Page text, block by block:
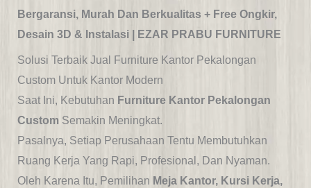
Bergaransi, Murah Dan Berkualitas + Free Ongkir,
Desain 3D & Instalasi | EZAR PRABU FURNITURE
Solusi Terbaik Jual Furniture Kantor Pekalongan
Custom Untuk Kantor Modern
Saat Ini, Kebutuhan Furniture Kantor Pekalongan
Custom Semakin Meningkat.
Pasalnya, Setiap Perusahaan Tentu Membutuhkan
Ruang Kerja Yang Rapi, Profesional, Dan Nyaman.
Oleh Karena Itu, Pemilihan Meja Kantor, Kursi Kerja,